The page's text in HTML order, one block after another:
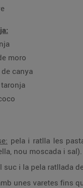
moro
canya
pela i ratlla les
nou moscada i sal).
suc i la pela ratllada
unes varetes fins